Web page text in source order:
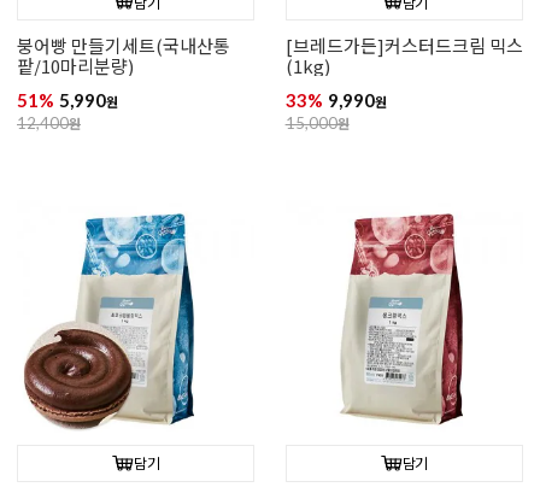
붕어빵 만들기세트(국내산통
팥/10마리분량)
51% 5,990원
12,400원
[브레드가든]커스터드크림 믹스
(1kg)
33% 9,990원
15,000원
담기 담기